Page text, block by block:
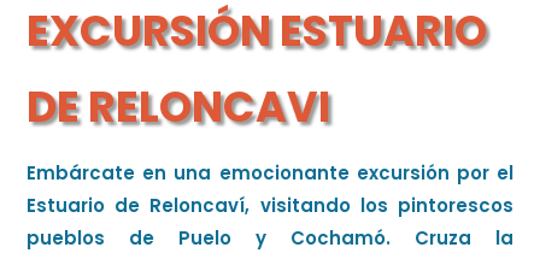
EXCURSIÓN ESTUARIO
DE RELONCAVI
Embárcate en una emocionante excursión por el
Estuario de Reloncaví, visitando los pintorescos
pueblos de Puelo y Cochamó. Cruza la